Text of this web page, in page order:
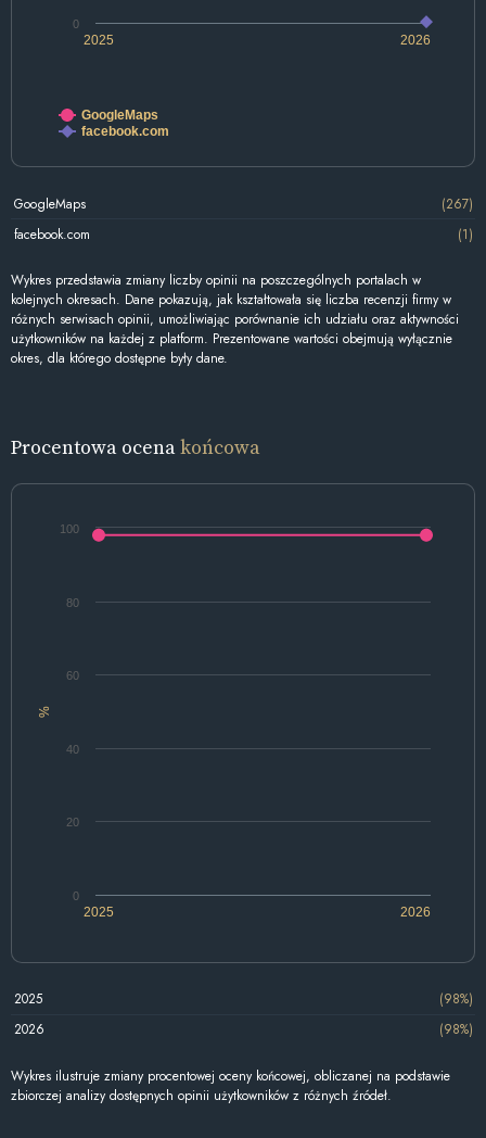
2025 2026
0
GoogleMaps
facebook.com
GoogleMaps
(267)
facebook.com
(1)
Wykres przedstawia zmiany liczby opinii na poszczególnych portalach w
kolejnych okresach. Dane pokazują, jak kształtowała się liczba recenzji firmy w
różnych serwisach opinii, umożliwiając porównanie ich udziału oraz aktywności
użytkowników na każdej z platform. Prezentowane wartości obejmują wyłącznie
okres, dla którego dostępne były dane.
Procentowa ocenakońcowa
%
2025 2026
0
20
40
60
80
100
2025
(98%)
2026
(98%)
Wykres ilustruje zmiany procentowej oceny końcowej, obliczanej na podstawie
zbiorczej analizy dostępnych opinii użytkowników z różnych źródeł.